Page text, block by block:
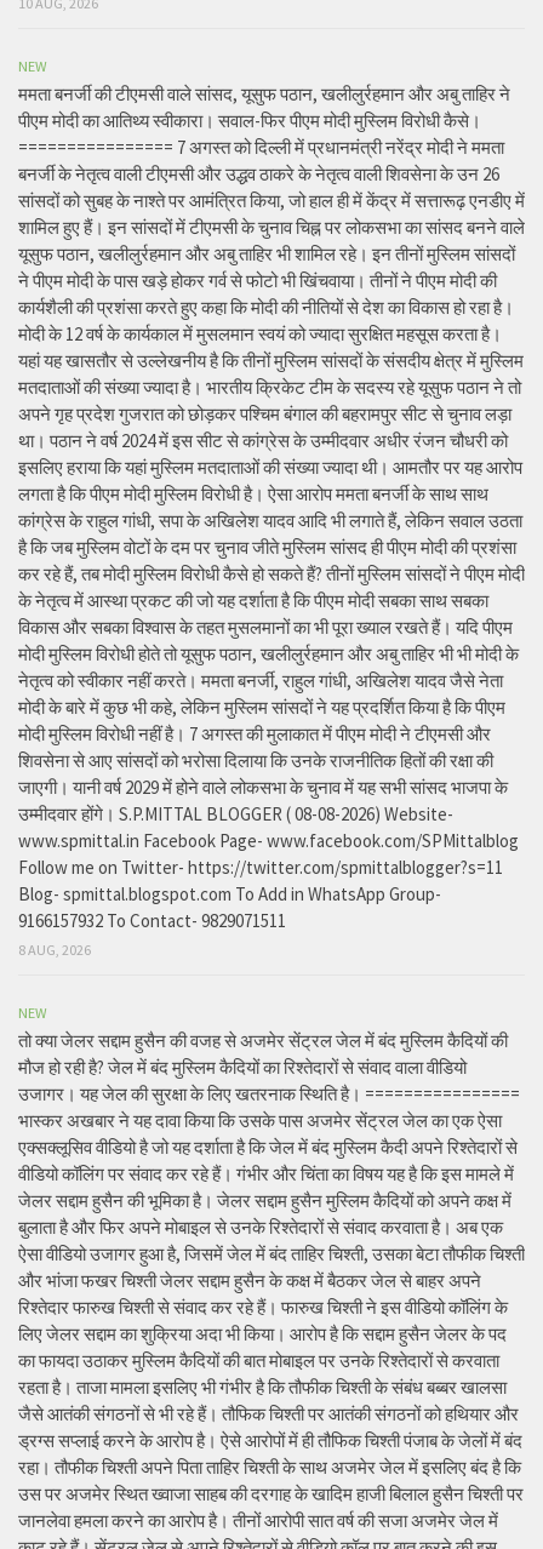
NEW
ममता बनर्जी की टीएमसी वाले सांसद, यूसुफ पठान, खलीलुर्रहमान और अबु ताहिर ने
पीएम मोदी का आतिथ्य स्वीकारा। सवाल-फिर पीएम मोदी मुस्लिम विरोधी कैसे।
================ 7 अगस्त को दिल्ली में प्रधानमंत्री नरेंद्र मोदी ने ममता
बनर्जी के नेतृत्व वाली टीएमसी और उद्धव ठाकरे के नेतृत्व वाली शिवसेना के उन 26
सांसदों को सुबह के नाश्ते पर आमंत्रित किया, जो हाल ही में केंद्र में सत्तारूढ़ एनडीए में
शामिल हुए हैं। इन सांसदों में टीएमसी के चुनाव चिह्न पर लोकसभा का सांसद बनने वाले
यूसुफ पठान, खलीलुर्रहमान और अबु ताहिर भी शामिल रहे। इन तीनों मुस्लिम सांसदों
ने पीएम मोदी के पास खड़े होकर गर्व से फोटो भी खिंचवाया। तीनों ने पीएम मोदी की
कार्यशैली की प्रशंसा करते हुए कहा कि मोदी की नीतियों से देश का विकास हो रहा है।
मोदी के 12 वर्ष के कार्यकाल में मुसलमान स्वयं को ज्यादा सुरक्षित महसूस करता है।
यहां यह खासतौर से उल्लेखनीय है कि तीनों मुस्लिम सांसदों के संसदीय क्षेत्र में मुस्लिम
मतदाताओं की संख्या ज्यादा है। भारतीय क्रिकेट टीम के सदस्य रहे यूसुफ पठान ने तो
अपने गृह प्रदेश गुजरात को छोड़कर पश्चिम बंगाल की बहरामपुर सीट से चुनाव लड़ा
था। पठान ने वर्ष 2024 में इस सीट से कांग्रेस के उम्मीदवार अधीर रंजन चौधरी को
इसलिए हराया कि यहां मुस्लिम मतदाताओं की संख्या ज्यादा थी। आमतौर पर यह आरोप
लगता है कि पीएम मोदी मुस्लिम विरोधी है। ऐसा आरोप ममता बनर्जी के साथ साथ
कांग्रेस के राहुल गांधी, सपा के अखिलेश यादव आदि भी लगाते हैं, लेकिन सवाल उठता
है कि जब मुस्लिम वोटों के दम पर चुनाव जीते मुस्लिम सांसद ही पीएम मोदी की प्रशंसा
कर रहे हैं, तब मोदी मुस्लिम विरोधी कैसे हो सकते हैं? तीनों मुस्लिम सांसदों ने पीएम मोदी
के नेतृत्व में आस्था प्रकट की जो यह दर्शाता है कि पीएम मोदी सबका साथ सबका
विकास और सबका विश्वास के तहत मुसलमानों का भी पूरा ख्याल रखते हैं। यदि पीएम
मोदी मुस्लिम विरोधी होते तो यूसुफ पठान, खलीलुर्रहमान और अबु ताहिर भी भी मोदी के
नेतृत्व को स्वीकार नहीं करते। ममता बनर्जी, राहुल गांधी, अखिलेश यादव जैसे नेता
मोदी के बारे में कुछ भी कहे, लेकिन मुस्लिम सांसदों ने यह प्रदर्शित किया है कि पीएम
मोदी मुस्लिम विरोधी नहीं है। 7 अगस्त की मुलाकात में पीएम मोदी ने टीएमसी और
शिवसेना से आए सांसदों को भरोसा दिलाया कि उनके राजनीतिक हितों की रक्षा की
जाएगी। यानी वर्ष 2029 में होने वाले लोकसभा के चुनाव में यह सभी सांसद भाजपा के
उम्मीदवार होंगे। S.P.MITTAL BLOGGER ( 08-08-2026) Website-
www.spmittal.in Facebook Page- www.facebook.com/SPMittalblog
Follow me on Twitter- https://twitter.com/spmittalblogger?s=11
Blog- spmittal.blogspot.com To Add in WhatsApp Group-
9166157932 To Contact- 9829071511
8 AUG, 2026
NEW
तो क्या जेलर सद्दाम हुसैन की वजह से अजमेर सेंट्रल जेल में बंद मुस्लिम कैदियों की
मौज हो रही है? जेल में बंद मुस्लिम कैदियों का रिश्तेदारों से संवाद वाला वीडियो
उजागर। यह जेल की सुरक्षा के लिए खतरनाक स्थिति है। ================
भास्कर अखबार ने यह दावा किया कि उसके पास अजमेर सेंट्रल जेल का एक ऐसा
एक्सक्लूसिव वीडियो है जो यह दर्शाता है कि जेल में बंद मुस्लिम कैदी अपने रिश्तेदारों से
वीडियो कॉलिंग पर संवाद कर रहे हैं। गंभीर और चिंता का विषय यह है कि इस मामले में
जेलर सद्दाम हुसैन की भूमिका है। जेलर सद्दाम हुसैन मुस्लिम कैदियों को अपने कक्ष में
बुलाता है और फिर अपने मोबाइल से उनके रिश्तेदारों से संवाद करवाता है। अब एक
ऐसा वीडियो उजागर हुआ है, जिसमें जेल में बंद ताहिर चिश्ती, उसका बेटा तौफीक चिश्ती
और भांजा फखर चिश्ती जेलर सद्दाम हुसैन के कक्ष में बैठकर जेल से बाहर अपने
रिश्तेदार फारुख चिश्ती से संवाद कर रहे हैं। फारुख चिश्ती ने इस वीडियो कॉलिंग के
लिए जेलर सद्दाम का शुक्रिया अदा भी किया। आरोप है कि सद्दाम हुसैन जेलर के पद
का फायदा उठाकर मुस्लिम कैदियों की बात मोबाइल पर उनके रिश्तेदारों से करवाता
रहता है। ताजा मामला इसलिए भी गंभीर है कि तौफीक चिश्ती के संबंध बब्बर खालसा
जैसे आतंकी संगठनों से भी रहे हैं। तौफिक चिश्ती पर आतंकी संगठनों को हथियार और
ड्रग्स सप्लाई करने के आरोप है। ऐसे आरोपों में ही तौफिक चिश्ती पंजाब के जेलों में बंद
रहा। तौफीक चिश्ती अपने पिता ताहिर चिश्ती के साथ अजमेर जेल में इसलिए बंद है कि
उस पर अजमेर स्थित ख्वाजा साहब की दरगाह के खादिम हाजी बिलाल हुसैन चिश्ती पर
जानलेवा हमला करने का आरोप है। तीनों आरोपी सात वर्ष की सजा अजमेर जेल में